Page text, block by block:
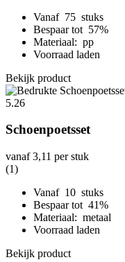
Vanaf 75 stuks
Bespaar tot 57%
Materiaal: pp
Voorraad laden
Bekijk product
Schoenpoetsset
vanaf3,11 per stuk
(1)
Vanaf 10 stuks
Bespaar tot 41%
Materiaal: metaal
Voorraad laden
Bekijk product